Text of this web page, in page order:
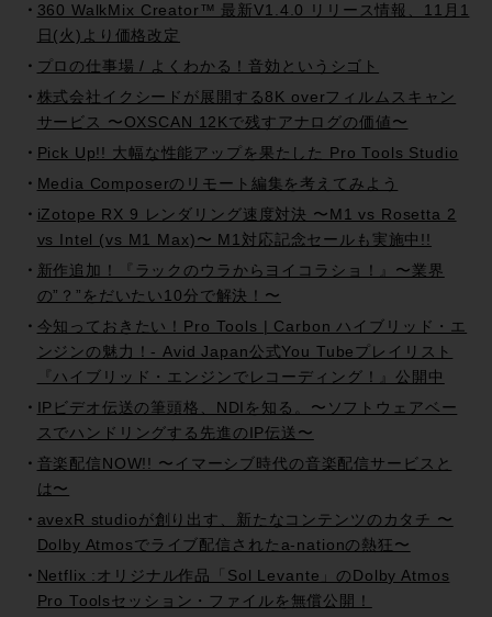
360 WalkMix Creator™ 最新V1.4.0 リリース情報、11月1
日(火)より価格改定
プロの仕事場 / よくわかる！音効というシゴト
株式会社イクシードが展開する8K overフィルムスキャン
サービス 〜OXSCAN 12Kで残すアナログの価値〜
Pick Up!! 大幅な性能アップを果たした Pro Tools Studio
Media Composerのリモート編集を考えてみよう
iZotope RX 9 レンダリング速度対決 〜M1 vs Rosetta 2
vs Intel (vs M1 Max)〜 M1対応記念セールも実施中!!
新作追加！『ラックのウラからヨイコラショ！』〜業界
の”？”をだいたい10分で解決！〜
今知っておきたい！Pro Tools | Carbon ハイブリッド・エ
ンジンの魅力！- Avid Japan公式You Tubeプレイリスト
『ハイブリッド・エンジンでレコーディング！』公開中
IPビデオ伝送の筆頭格、NDIを知る。〜ソフトウェアベー
スでハンドリングする先進のIP伝送〜
音楽配信NOW!! 〜イマーシブ時代の音楽配信サービスと
は〜
avexR studioが創り出す、新たなコンテンツのカタチ 〜
Dolby Atmosでライブ配信されたa-nationの熱狂〜
Netflix :オリジナル作品「Sol Levante」のDolby Atmos
Pro Toolsセッション・ファイルを無償公開！